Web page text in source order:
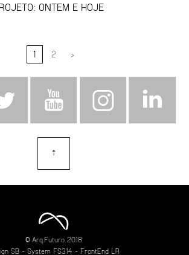
ONTEM E HOJE
1 2 >
⇡
© Arq.Futuro 2018
SB- System FS314 - FrontEnd LR